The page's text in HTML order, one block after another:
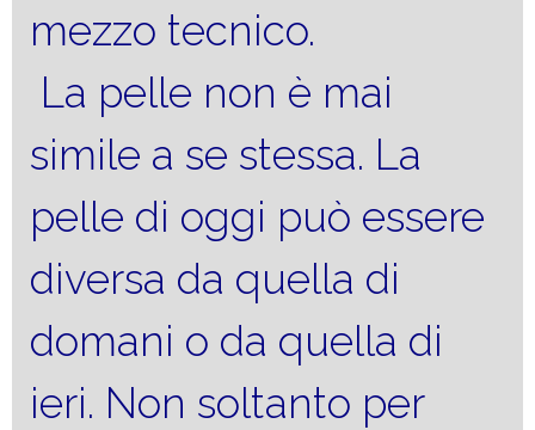
mezzo tecnico.
La pelle non è mai
simile a se stessa. La
pelle di oggi può essere
diversa da quella di
domani o da quella di
ieri. Non soltanto per